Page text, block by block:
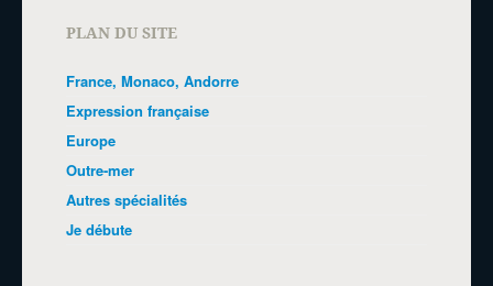
PLAN DU SITE
France, Monaco, Andorre
Expression française
Europe
Outre-mer
Autres spécialités
Je débute